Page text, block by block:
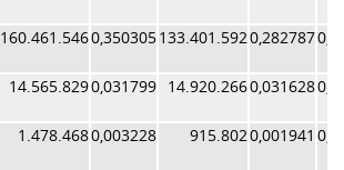
160.461.5460,350305133.401.5920,282787
14.565.8290,031799 14.920.2660,031628
1.478.4680,003228 915.8020,001941